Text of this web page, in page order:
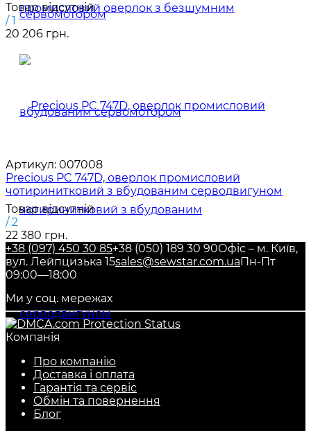
Товар відсутній
/ 1
20 206 грн.
Артикул: 007008
Precious PC 747D, оверлок промисловий
чотиринитковий з вбудованим серводвигуном
Товар відсутній
/ 2
22 380 грн.
+38 (097) 450 30 85+38 (050) 189 30 90Офіс – м. Київ,
вул. Лейпцизька 15sales@sewstar.com.ua Пн-Пт
09:00—18:00
Ми у соц. мережах
Компанія
Про компанію
Доставка і оплата
Гарантія та сервіс
Обмін та повернення
Блог